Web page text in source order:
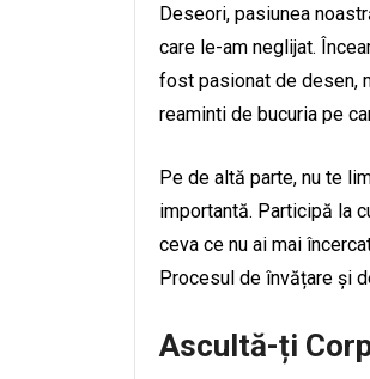
Deseori, pasiunea
care le-am neglijat.
fost pasionat de desen,
reaminti de bucuria pe
Pe de altă parte, nu te
importantă. Participă la
ceva ce nu ai mai
Procesul de învățare și
Ascultă-ți